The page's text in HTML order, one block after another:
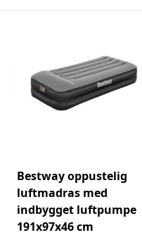
Bestway oppustelig
luftmadras med
indbygget luftpumpe
191x97x46 cm